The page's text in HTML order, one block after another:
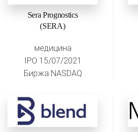
Sera Prognostics
(SERA)
медицина
IPO 15/07/2021
Биржа NASDAQ